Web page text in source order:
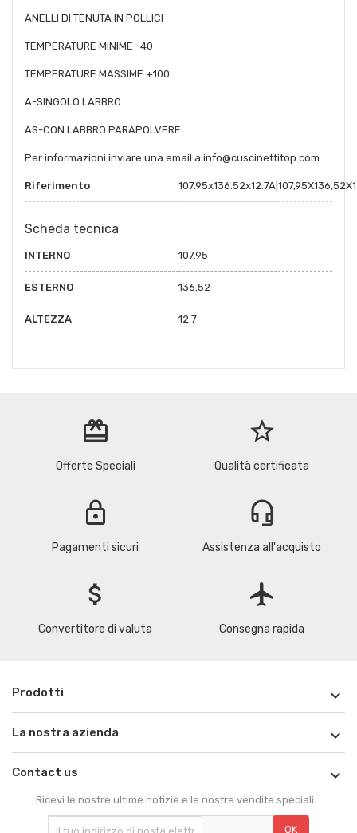
ANELLI DI TENUTA IN POLLICI
TEMPERATURE MINIME -40
TEMPERATURE MASSIME +100
A-SINGOLO LABBRO
AS-CON LABBRO PARAPOLVERE
Per informazioni inviare una email a info@cuscinettitop.com
Riferimento
Scheda tecnica
INTERNO 107.95
ESTERNO 136.52
ALTEZZA 12.7
redeem
Offerte Speciali
star_border
Qualità certificata
lock
Pagamenti sicuri
headset_mic
Assistenza all'acquisto
attach_money
Convertitore di valuta
flight
Consegna rapida
Prodotti 
La nostra azienda 
Contact us 
Ricevi le nostre ultime notizie e le nostre vendite speciali